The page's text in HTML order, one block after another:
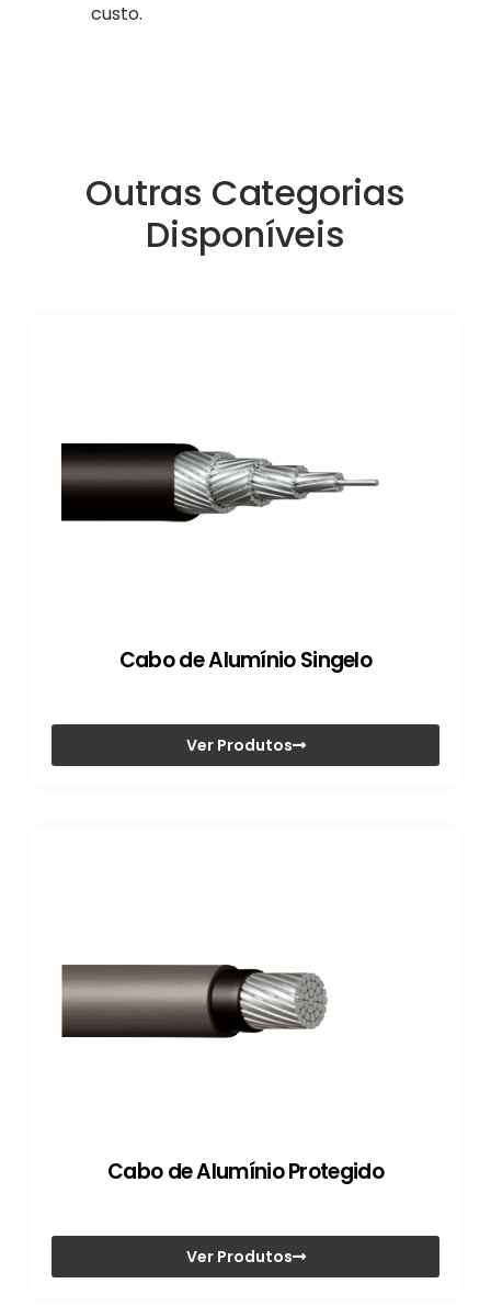
custo.
Outras Categorias
Disponíveis
Cabo de Alumínio Singelo
Ver Produtos
Cabo de Alumínio Protegido
Ver Produtos